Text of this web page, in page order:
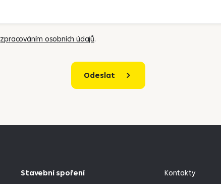
zpracováním osobních údajů.
Odeslat
Stavební spoření
Kontakty